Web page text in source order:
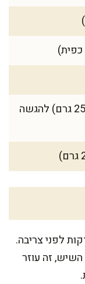
1 מלפפון גדול פרוס דק מאוד (כ-250 גרם) להגשה
את הטונה מהמקרר 10-15 דקות לפני צריבה.
זה עוזר